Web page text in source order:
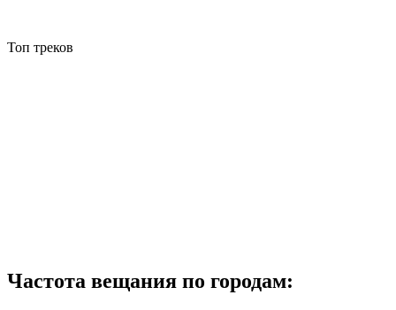
Топ треков
Частота вещания по городам: